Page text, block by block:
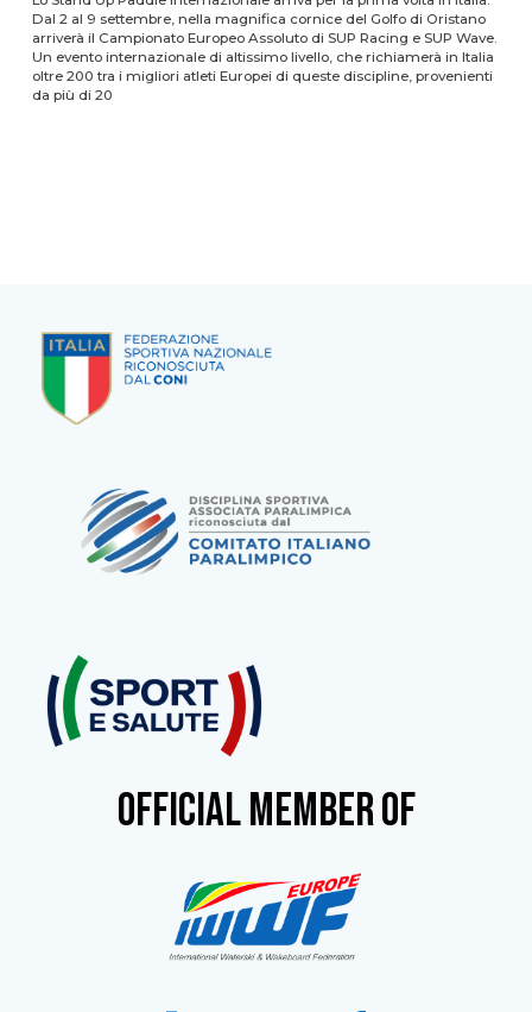
Dal 2 al 9 settembre, nella magnifica cornice del Golfo di Oristano
arriverà il Campionato Europeo Assoluto di SUP Racing e SUP Wave.
Un evento internazionale di altissimo livello, che richiamerà in Italia
oltre 200 tra i migliori atleti Europei di queste discipline, provenienti
da più di 20
OFFICIAL MEMBER OF